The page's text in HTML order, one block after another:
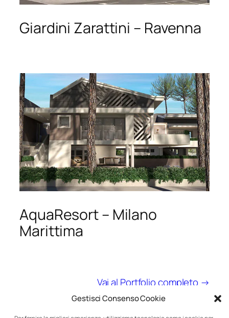
Gestisci Consenso Cookie
Giardini Zarattini – Ravenna
AquaResort – Milano
Marittima
Vai al Portfolio completo →